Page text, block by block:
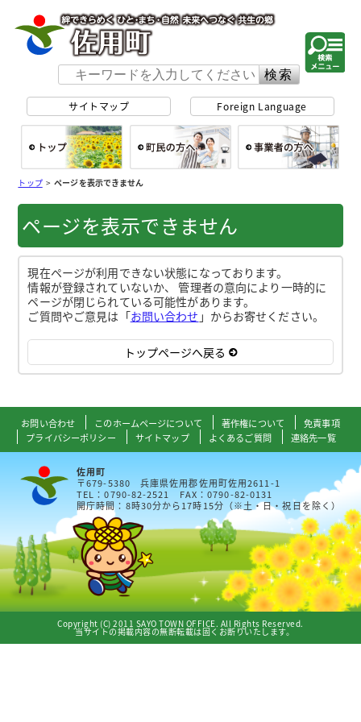
サイトマップ Foreign Language
総合トップ
トップ>ページを表示できません
ページを表示できません
現在ページが利用できない状態になっております。
情報が登録されていないか、 管理者の意向により一時的に
ページが閉じられている可能性があります。
ご質問やご意見は「お問い合わせ 」からお寄せください。
トップページへ戻る
お問い合わせ このホームページについて 著作権について
免責事項
プライバシーポリシー
サイトマップ よくあるご質問 連絡先一覧
佐用町
〒679-5380 兵庫県佐用郡佐用町佐用2611-1
TEL：0790-82-2521 FAX：0790-82-0131
開庁時間：8時30分から17時15分（※土・日・祝日を除く）
Copyright (C) 2011 SAYO TOWN OFFICE. All Rights Reserved.
当サイトの掲載内容の無断転載は固くお断りいたします。